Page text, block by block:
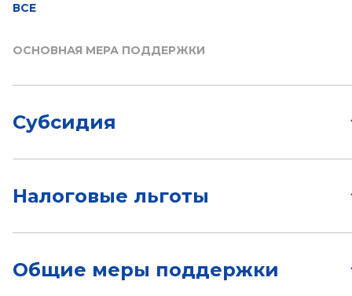
ВСЕ
ОСНОВНАЯ МЕРА ПОДДЕРЖКИ
Субсидия
Налоговые льготы
Общие меры поддержки